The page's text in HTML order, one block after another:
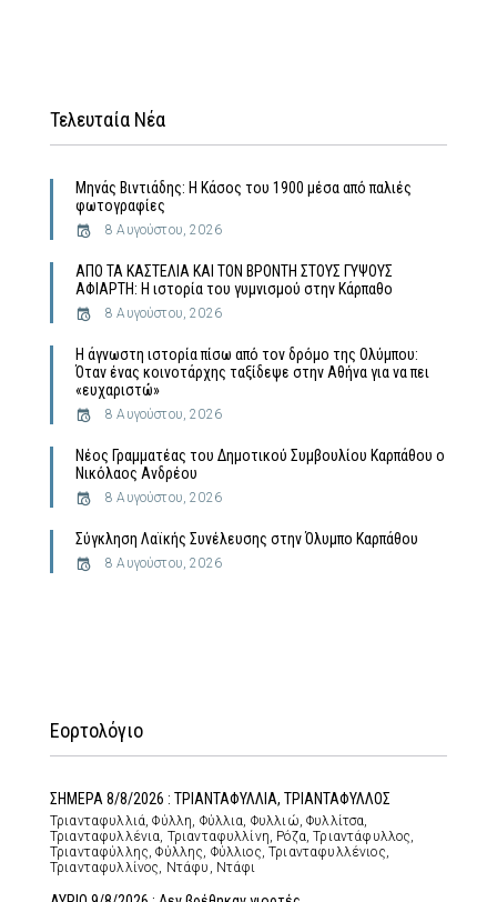
Τελευταία Νέα
Μηνάς Βιντιάδης: Η Κάσος του 1900 μέσα από παλιές
φωτογραφίες
8 Αυγούστου, 2026
ΑΠΟ ΤΑ ΚΑΣΤΕΛΙΑ ΚΑΙ ΤΟΝ ΒΡΟΝΤΗ ΣΤΟΥΣ ΓΥΨΟΥΣ
ΑΦΙΑΡΤΗ: Η ιστορία του γυμνισμού στην Κάρπαθο
8 Αυγούστου, 2026
Η άγνωστη ιστορία πίσω από τον δρόμο της Ολύμπου:
Όταν ένας κοινοτάρχης ταξίδεψε στην Αθήνα για να πει
«ευχαριστώ»
8 Αυγούστου, 2026
Νέος Γραμματέας του Δημοτικού Συμβουλίου Καρπάθου ο
Νικόλαος Ανδρέου
8 Αυγούστου, 2026
Σύγκληση Λαϊκής Συνέλευσης στην Όλυμπο Καρπάθου
8 Αυγούστου, 2026
Εορτολόγιο
ΣΗΜΕΡΑ 8/8/2026 : ΤΡΙΑΝΤΑΦΥΛΛΙΑ, ΤΡΙΑΝΤΑΦΥΛΛΟΣ
Τριανταφυλλιά, Φύλλη, Φύλλια, Φυλλιώ, Φυλλίτσα,
Τριανταφυλλένια, Τριανταφυλλίνη, Ρόζα, Τριαντάφυλλος,
Τριανταφύλλης, Φύλλης, Φύλλιος, Τριανταφυλλένιος,
Τριανταφυλλίνος, Ντάφυ, Ντάφι